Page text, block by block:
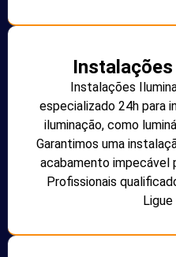
Instalações
especializado 24h para
iluminação, como
Garantimos uma
acabamento impecável
Profissionais